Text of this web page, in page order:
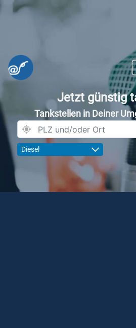
Jetzt günstig
Tankstellen in Deiner
Diesel